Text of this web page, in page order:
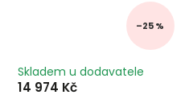
–25 %
Skladem u dodavatele
14 974 Kč